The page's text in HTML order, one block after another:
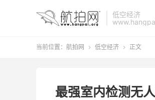
低空经济
当前位置： 航拍网  低空经济  正文
最强室内检测无